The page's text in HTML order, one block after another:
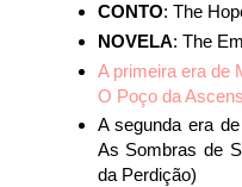
CONTO: The
NOVELA: The
A primeira era de
O Poço da
A segunda era
As Sombras de
da Perdição)